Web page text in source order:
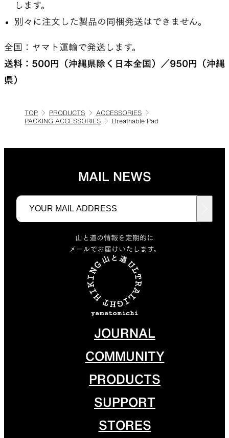
します。
別々に注文した製品の同梱発送はできません。
全国：ヤマト運輸で発送します。
送料：500円（沖縄県除く日本全国）／950円（沖縄
県）
TOP PRODUCTS
ACCESSORIES
PACKING ACCESSORIES
Breathable Pad
MAIL NEWS
山と道の情報を定期的に
メールでお届けいたします。
JOURNAL
COMMUNITY
PRODUCTS
SUPPORT
STORES